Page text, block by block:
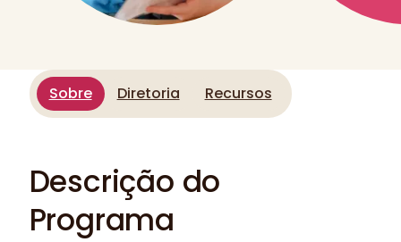
Sobre Diretoria Recursos
Descrição do
Programa